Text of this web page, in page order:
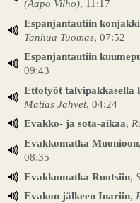
(Aapo Vilho), 11:17
Espanjantautiin
Tanhua Tuomas, 07:52
Espanjantautiin
09:43
Ettotyöt talvipakkasella
Matias Jahvet, 04:24
Evakko- ja sota-aikaa,
Evakkomatka Muonioon,
08:35
Evakkomatka Ruotsiin,
Evakon jälkeen Inariin,